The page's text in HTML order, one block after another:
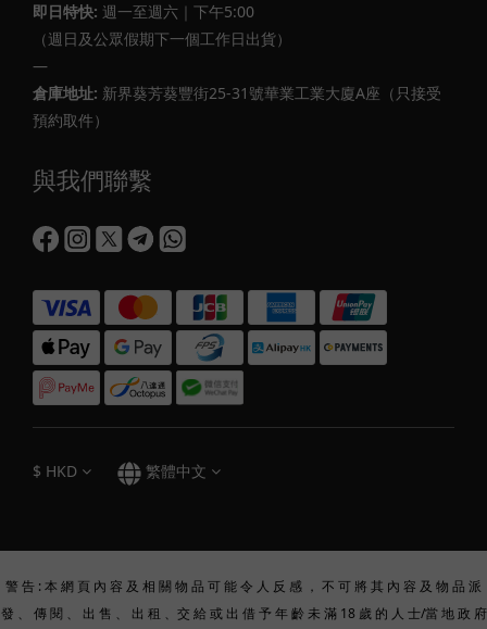
即日特快: 週一至週六｜下午5:00
（週日及公眾假期下一個工作日出貨）
—
倉庫地址: 新界葵芳葵豐街25-31號華業工業大廈A座（只接受
預約取件）
與我們聯繫
$ HKD 繁體中文
警 告 : 本 網 頁 內 容 及 相 關 物 品 可 能 令 人 反 感 ， 不 可 將 其 內 容 及 物 品 派
發 、 傳 閱 、 出 售 、 出 租 、交 給 或 出 借 予 年 齡 未 滿 18 歲 的 人 士/當 地 政 府